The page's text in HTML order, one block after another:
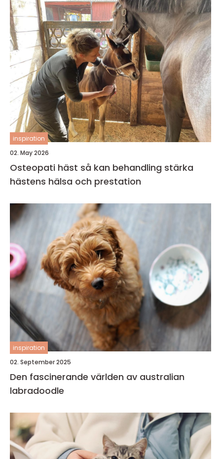
inspiration
02. May 2026
Osteopati häst så kan behandling stärka
hästens hälsa och prestation
inspiration
02. September 2025
Den fascinerande världen av australian
labradoodle